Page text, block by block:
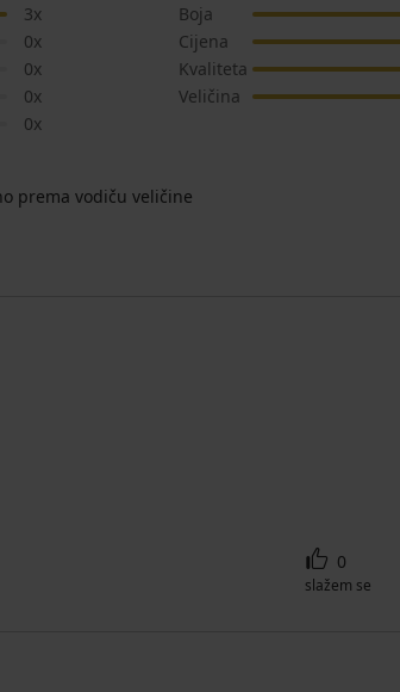
3x
0x
0x
0x
0x
Boja
Cijena
Kvaliteta
Veličina
prema vodiču veličine
0
slažem se